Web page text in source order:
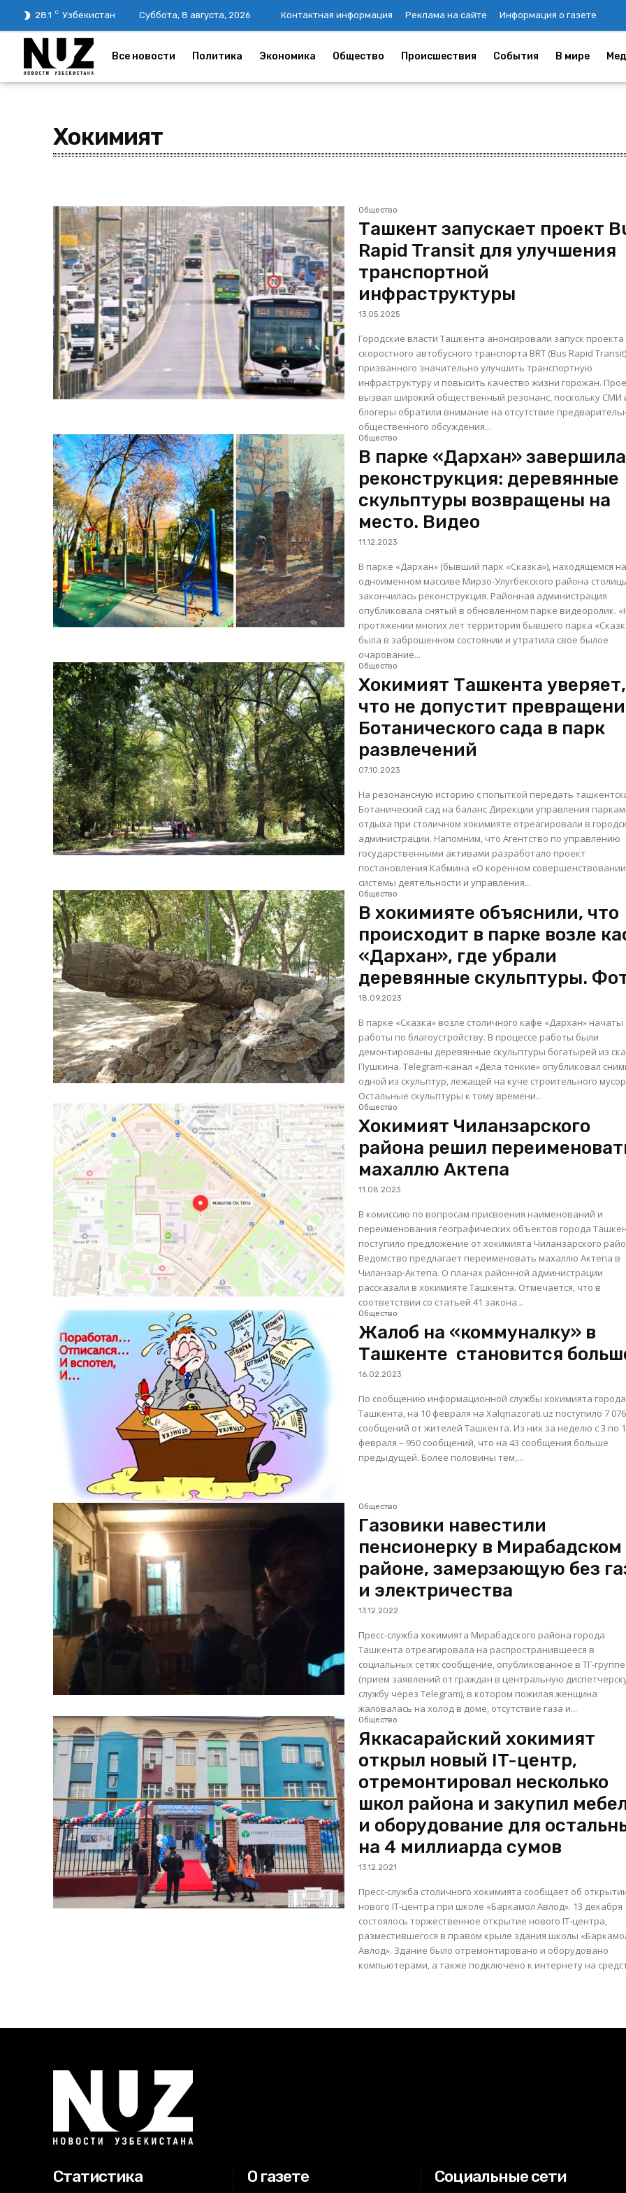
28.1 C Узбекистан Суббота, 8 августа, 2026 Контактная информация Реклама на сайте Информация о газете
Все новости Политика Экономика Общество Происшествия События В мире
Хокимият
Общество
Ташкент запускает проект
Rapid Transit для улучшения
транспортной
инфраструктуры
13.05.2025
Городские власти Ташкента анонсировали запуск проекта
скоростного автобусного транспорта BRT (Bus Rapid
призванного значительно улучшить транспортную
инфраструктуру и повысить качество жизни горожан.
вызвал широкий общественный резонанс, поскольку СМИ
блогеры обратили внимание на отсутствие
общественного обсуждения...
Общество
В парке «Дархан»
реконструкция: деревянные
скульптуры возвращены на
место. Видео
11.12.2023
В парке «Дархан» (бывший парк «Сказка»), находящемся на
одноименном массиве Мирзо-Улугбекского района
закончилась реконструкция. Районная администрация
опубликовала снятый в обновленном парке видеоролик. «На
протяжении многих лет территория бывшего парка
была в заброшенном состоянии и утратила свое былое
очарование...
Общество
Хокимият Ташкента уверяет,
что не допустит
Ботанического сада в парк
развлечений
07.10.2023
На резонансную историю с попыткой передать
Ботанический сад на баланс Дирекции управления
отдыха при столичном хокимияте отреагировали в
администрации. Напомним, что Агентство по управлению
государственными активами разработало проект
постановления Кабмина «О коренном совершенствовании
системы деятельности и управления...
Общество
В хокимияте объяснили, что
происходит в парке возле
«Дархан», где убрали
деревянные скульптуры.
18.09.2023
В парке «Сказка» возле столичного кафе «Дархан» начаты
работы по благоустройству. В процессе работы были
демонтированы деревянные скульптуры богатырей из
Пушкина. Telegram-канал «Дела тонкие» опубликовал снимки
одной из скульптур, лежащей на куче строительного
Остальные скульптуры к тому времени...
Общество
Хокимият Чиланзарского
района решил
махаллю Актепа
11.08.2023
В комиссию по вопросам присвоения наименований и
переименования географических объектов города
поступило предложение от хокимията Чиланзарского
Ведомство предлагает переименовать махаллю Актепа в
Чиланзар-Актепа. О планах районной администрации
рассказали в хокимияте Ташкента. Отмечается, что в
соответствии со статьей 41 закона...
Общество
Жалоб на «коммуналку» в
Ташкенте становится
16.02.2023
По сообщению информационной службы хокимията города
Ташкента, на 10 февраля на Xalqnazorati.uz поступило 7 076
сообщений от жителей Ташкента. Из них за неделю с 3 по
февраля – 950 сообщений, что на 43 сообщения больше
предыдущей. Более половины тем,...
Общество
Газовики навестили
пенсионерку в Мирабадском
районе, замерзающую без
и электричества
13.12.2022
Пресс-служба хокимията Мирабадского района города
Ташкента отреагировала на распространившееся в
социальных сетях сообщение, опубликованное в ТГ-группе
(прием заявлений от граждан в центральную
службу через Telegram), в котором пожилая женщина
жаловалась на холод в доме, отсутствие газа и...
Общество
Яккасарайский хокимият
открыл новый IT-центр,
отремонтировал несколько
школ района и закупил
и оборудование для
на 4 миллиарда сумов
13.12.2021
Пресс-служба столичного хокимията сообщает об
нового IT-центра при школе «Баркамол Авлод». 13 декабря
состоялось торжественное открытие нового IT-центра,
разместившегося в правом крыле здания школы
Авлод». Здание было отремонтировано и оборудовано
компьютерами, а также подключено к интернету на
Статистика О газете Социальные сети